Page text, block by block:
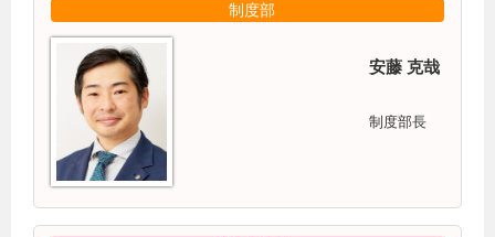
制度部
安藤 克哉
制度部長